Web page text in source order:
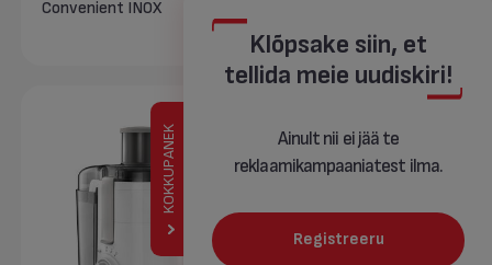
Convenient INOX
Klõpsake siin, et
tellida meie uudiskiri!
Ainult nii ei jää te
reklaamikampaaniatest ilma.
Registreeru
KOKKUPANEK